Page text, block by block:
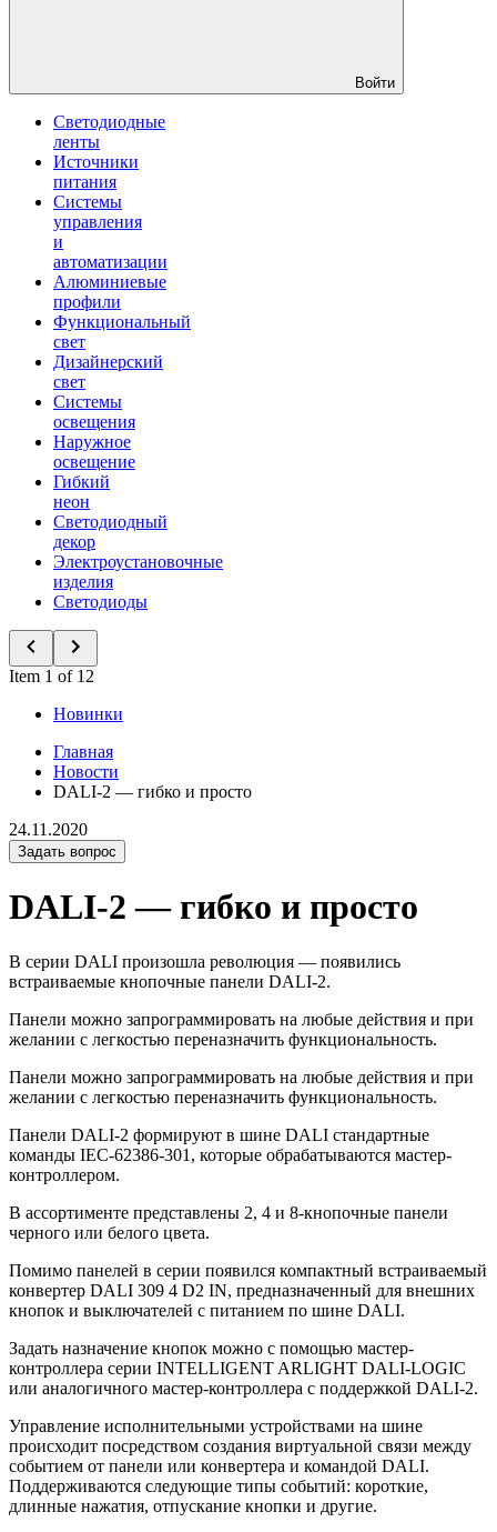
Войти
Светодиодные
ленты
Источники
питания
Системы
управления
и
автоматизации
Алюминиевые
профили
Функциональный
свет
Дизайнерский
свет
Системы
освещения
Наружное
освещение
Гибкий
неон
Светодиодный
декор
Электроустановочные
изделия
Светодиоды
Item 1 of 12
Новинки
Главная
Новости
DALI-2 — гибко и просто
24.11.2020
Задать вопрос
DALI-2 — гибко и просто
В серии DALI произошла революция — появились
встраиваемые кнопочные панели DALI-2.
Панели можно запрограммировать на любые действия и при
желании с легкостью переназначить функциональность.
Панели можно запрограммировать на любые действия и при
желании с легкостью переназначить функциональность.
Панели DALI-2 формируют в шине DALI стандартные
команды IEC-62386-301, которые обрабатываются мастер-
контроллером.
В ассортименте представлены 2, 4 и 8-кнопочные панели
черного или белого цвета.
Помимо панелей в серии появился компактный встраиваемый
конвертер DALI 309 4 D2 IN, предназначенный для внешних
кнопок и выключателей с питанием по шине DALI.
Задать назначение кнопок можно с помощью мастер-
контроллера серии INTELLIGENT ARLIGHT DALI-LOGIC
или аналогичного мастер-контроллера c поддержкой DALI-2.
Управление исполнительными устройствами на шине
происходит посредством создания виртуальной связи между
событием от панели или конвертера и командой DALI.
Поддерживаются следующие типы событий: короткие,
длинные нажатия, отпускание кнопки и другие.